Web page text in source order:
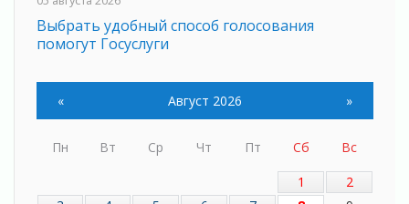
Выбрать удобный способ голосования
помогут Госуслуги
Планируйте свой маршрут заранее
05 августа 2026
05 августа 2026
05 августа 2026
« Август 2026 »
Пн Вт Ср Чт Пт Сб
Вс
1
2